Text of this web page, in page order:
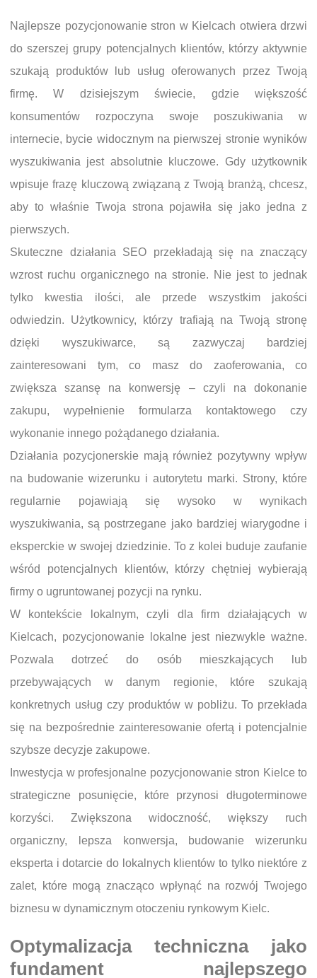
Najlepsze pozycjonowanie stron w Kielcach otwiera drzwi
do szerszej grupy potencjalnych klientów, którzy aktywnie
szukają produktów lub usług oferowanych przez Twoją
firmę. W dzisiejszym świecie, gdzie większość
konsumentów rozpoczyna swoje poszukiwania w
internecie, bycie widocznym na pierwszej stronie wyników
wyszukiwania jest absolutnie kluczowe. Gdy użytkownik
wpisuje frazę kluczową związaną z Twoją branżą, chcesz,
aby to właśnie Twoja strona pojawiła się jako jedna z
pierwszych.
Skuteczne działania SEO przekładają się na znaczący
wzrost ruchu organicznego na stronie. Nie jest to jednak
tylko kwestia ilości, ale przede wszystkim jakości
odwiedzin. Użytkownicy, którzy trafiają na Twoją stronę
dzięki wyszukiwarce, są zazwyczaj bardziej
zainteresowani tym, co masz do zaoferowania, co
zwiększa szansę na konwersję – czyli na dokonanie
zakupu, wypełnienie formularza kontaktowego czy
wykonanie innego pożądanego działania.
Działania pozycjonerskie mają również pozytywny wpływ
na budowanie wizerunku i autorytetu marki. Strony, które
regularnie pojawiają się wysoko w wynikach
wyszukiwania, są postrzegane jako bardziej wiarygodne i
eksperckie w swojej dziedzinie. To z kolei buduje zaufanie
wśród potencjalnych klientów, którzy chętniej wybierają
firmy o ugruntowanej pozycji na rynku.
W kontekście lokalnym, czyli dla firm działających w
Kielcach, pozycjonowanie lokalne jest niezwykle ważne.
Pozwala dotrzeć do osób mieszkających lub
przebywających w danym regionie, które szukają
konkretnych usług czy produktów w pobliżu. To przekłada
się na bezpośrednie zainteresowanie ofertą i potencjalnie
szybsze decyzje zakupowe.
Inwestycja w profesjonalne pozycjonowanie stron Kielce to
strategiczne posunięcie, które przynosi długoterminowe
korzyści. Zwiększona widoczność, większy ruch
organiczny, lepsza konwersja, budowanie wizerunku
eksperta i dotarcie do lokalnych klientów to tylko niektóre z
zalet, które mogą znacząco wpłynąć na rozwój Twojego
biznesu w dynamicznym otoczeniu rynkowym Kielc.
Optymalizacja techniczna jako
fundament najlepszego